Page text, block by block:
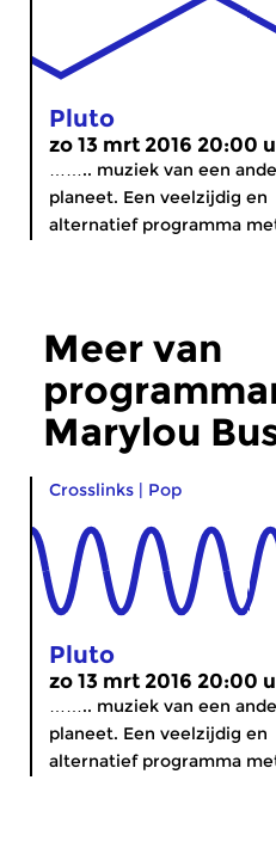
Pluto
zo 13 mrt 2016 20:00
…….. muziek van een
planeet. Een veelzijdig en
alternatief programma
Meer van
Marylou
Crosslinks Pop
Pluto
zo 13 mrt 2016 20:00
…….. muziek van een
planeet. Een veelzijdig en
alternatief programma